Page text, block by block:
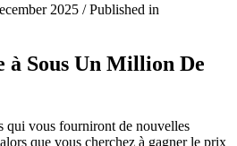
2025 /Published in
à Sous Un Million De
qui vous fourniront de nouvelles
que vous cherchez à gagner le prix